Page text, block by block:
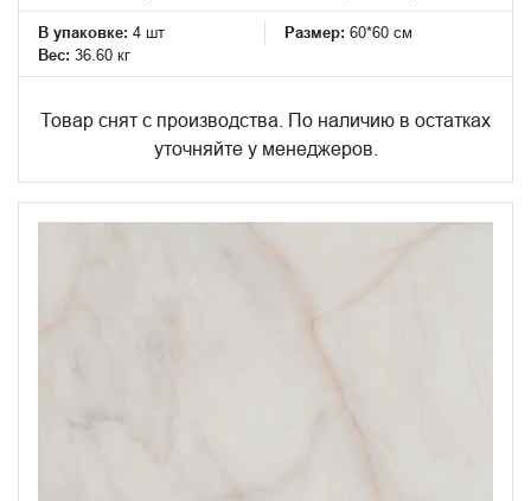
В упаковке: 4 шт Размер: 60*60 см
Вес: 36.60 кг
Товар снят с производства. По наличию в остатках
уточняйте у менеджеров.